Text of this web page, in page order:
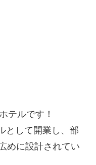
テルです！
として開業し、部
めに設計されてい